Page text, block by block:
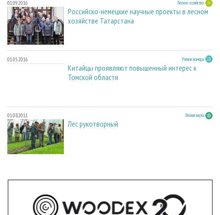
01.09.2016 Лесное хозяйство
Российско-немецкие научные проекты в лесном
хозяйстве Татарстана
01.05.2016 Регион номера
Китайцы проявляют повышенный интерес к
Томской области
01.08.2011 Лесная наука
Лес рукотворный